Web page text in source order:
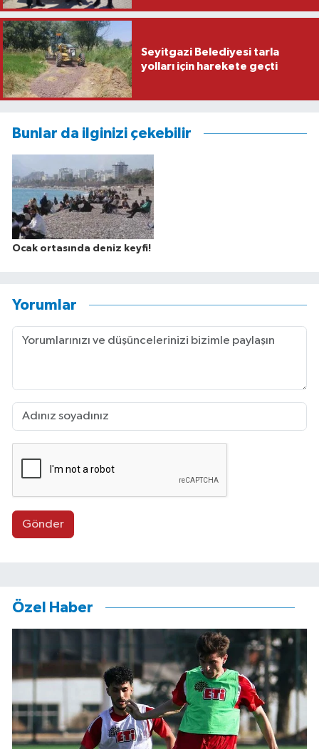
Seyitgazi Belediyesi tarla
yolları için harekete geçti
Bunlar da ilginizi çekebilir
Ocak ortasında deniz keyfi!
Yorumlar
Gönder
Özel Haber